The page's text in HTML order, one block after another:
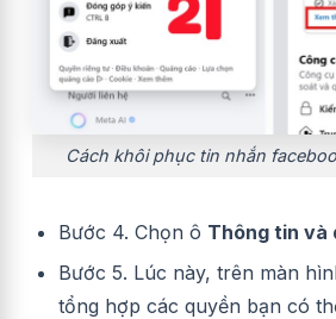
Cách khôi phục tin nhắn
Bước 4. Chọn ô Thông tin và
Bước 5. Lúc này, trên màn
tổng hợp các quyền bạn có